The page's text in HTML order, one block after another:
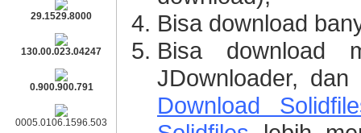
29.1529.8000
130.00.023.04247
0.900.900.791
0005.0106.1596.503
Bisa download
Bisa download
JDownloader,
Download